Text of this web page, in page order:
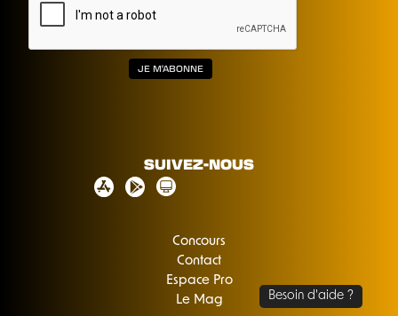
SUIVEZ-NOUS
Concours
Contact
Espace Pro
Le Mag